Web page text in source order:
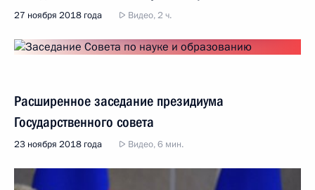
27 ноября 2018 года Видео, 2 ч.
Расширенное заседание президиума
Государственного совета
23 ноября 2018 года Видео, 6 мин.